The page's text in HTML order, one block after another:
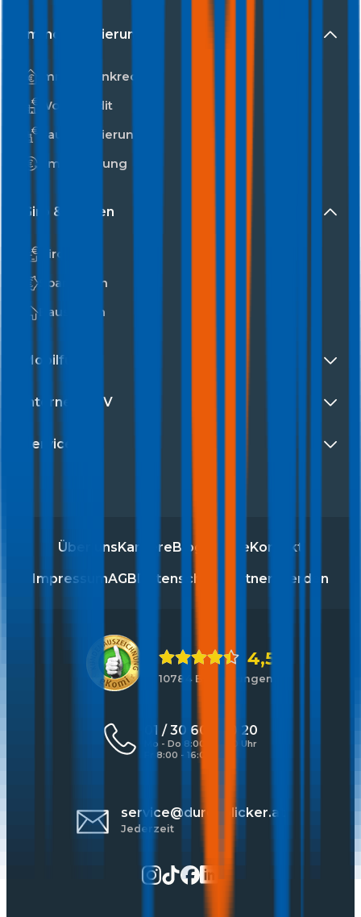
Immofinanzierung
Immobilienkredit
Wohnkredit
Baufinanzierung
Umschuldung
Giro & Sparen
Girokonto
Sparzinsen
Bausparen
Mobilfunk
Internet & TV
Service
Über unsKarriereBlog PresseKontakt
ImpressumAGBDatenschutz Partner werden
4,5
10784 Bewertungen
01 / 30 60 900 20
Mo - Do 8:00 - 17:00 Uhr
Fr 8:00 - 16:00 Uhr
service@durchblicker.at
Jederzeit